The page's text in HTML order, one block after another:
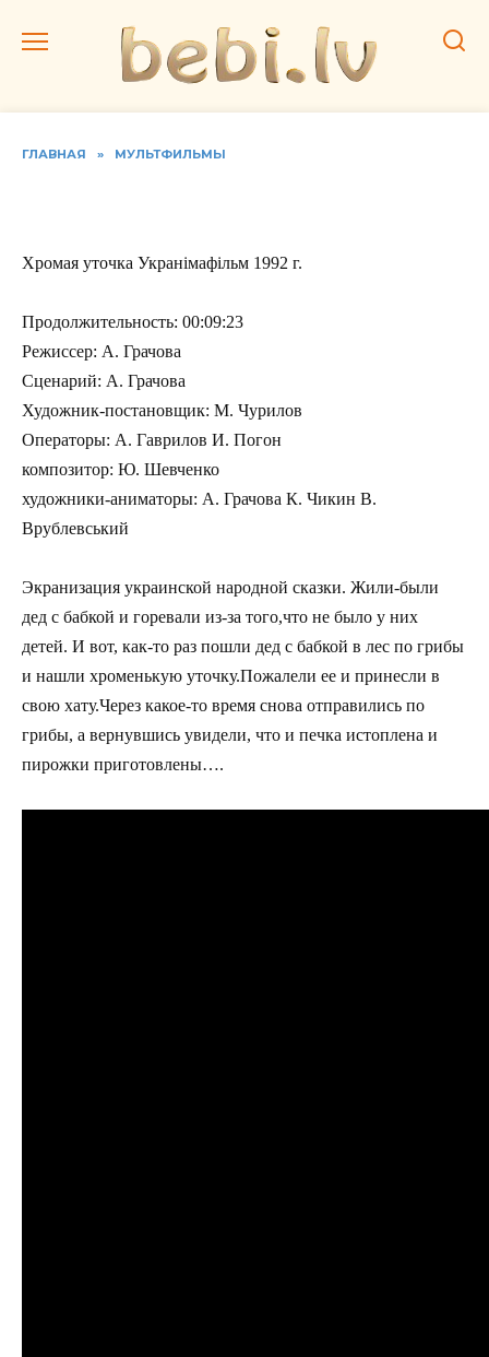
ГЛАВНАЯ » МУЛЬТФИЛЬМЫ
Хромая уточка Укранiмафiльм 1992 г.
Продолжительность: 00:09:23
Режиссер: А. Грачова
Сценарий: А. Грачова
Художник-постановщик: М. Чурилов
Операторы: А. Гаврилов И. Погон
композитор: Ю. Шевченко
художники-аниматоры: А. Грачова К. Чикин В.
Врублевський
Экранизация украинской народной сказки. Жили-были
дед с бабкой и горевали из-за того,что не было у них
детей. И вот, как-то раз пошли дед с бабкой в лес по грибы
и нашли хроменькую уточку.Пожалели ее и принесли в
свою хату.Через какое-то время снова отправились по
грибы, а вернувшись увидели, что и печка истоплена и
пирожки приготовлены….